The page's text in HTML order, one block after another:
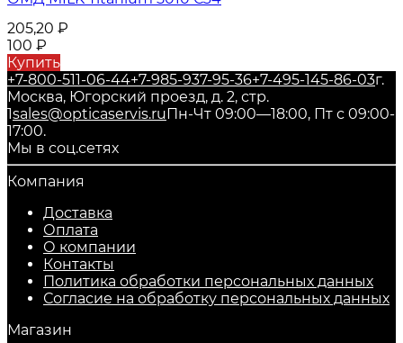
205,20 ₽
100 ₽
Купить
+7-800-511-06-44+7-985-937-95-36+7-495-145-86-03г.
Москва, Югорский проезд, д. 2, стр.
1sales@opticaservis.ruПн-Чт 09:00—18:00, Пт с 09:00-
17:00.
Мы в соц.сетях
Компания
Доставка
Оплата
О компании
Контакты
Политика обработки персональных данных
Согласие на обработку персональных данных
Магазин